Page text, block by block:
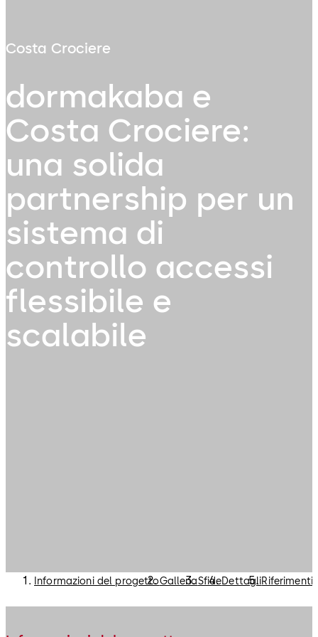
Costa Crociere
dormakaba e
Costa Crociere:
una solida
partnership per un
sistema di
controllo accessi
flessibile e
scalabile
Informazioni del progettoGalleriaSfideDettagliRiferimenti